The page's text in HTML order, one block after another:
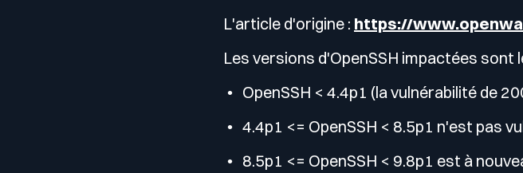
L'article d'origine : https://
Les versions d'OpenSSH impactées sont
OpenSSH < 4.4p1 (la vulnérabilité de
4.4p1 <= OpenSSH < 8.5p1 n'est pas
8.5p1 <= OpenSSH < 9.8p1 ​​est à